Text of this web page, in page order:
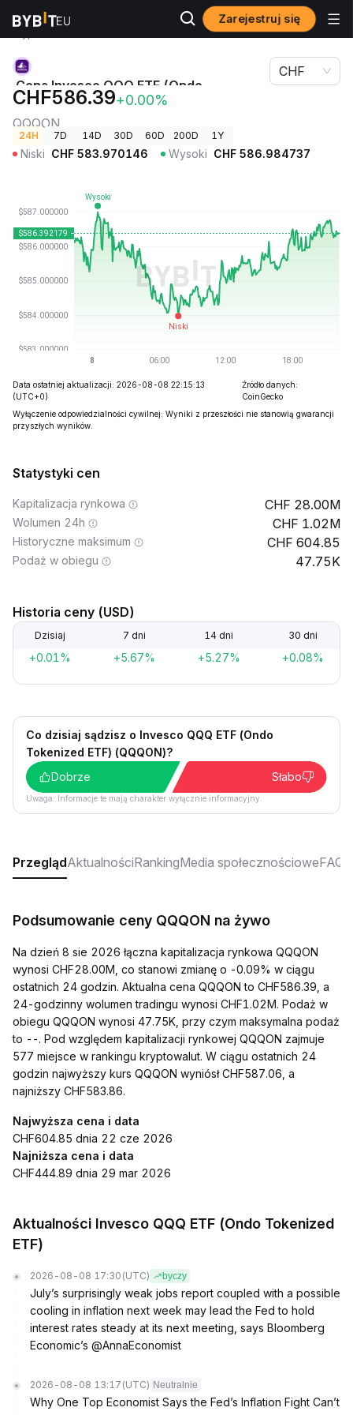
Zarejestruj się
Ceny
Cena Invesco QQQ ETF (Ondo Tokenized ETF)
Cena Invesco QQQ ETF (Ondo
Tokenized ETF)
QQQON
CHF586.39+0.00%
CHF
24H 7D 14D 30D 60D 200D 1Y
Niski CHF 583.970146 Wysoki CHF 586.984737
Data ostatniej aktualizacji: 2026-08-08 22:15:13
(UTC+0)
Źródło danych:
CoinGecko
Wyłączenie odpowiedzialności cywilnej: Wyniki z przeszłości nie stanowią gwarancji
przyszłych wyników.
Statystyki cen
Kapitalizacja rynkowa 28.00M
Wolumen 24h 1.02M
Historyczne maksimum 604.85
Podaż w obiegu 47.75K
Historia ceny (USD)
Dzisiaj 7 dni 14 dni 30 dni
+0.01% +5.67% +5.27% +0.08%
Co dzisiaj sądzisz o Invesco QQQ ETF (Ondo
Tokenized ETF) (QQQON)?
Dobrze
Słabo
Uwaga: Informacje te mają charakter wyłącznie informacyjny.
PrzeglądAktualnościRankingMedia społecznościoweFAQ
Podsumowanie ceny QQQON na żywo
Na dzień 8 sie 2026 łączna kapitalizacja rynkowa QQQON
wynosi CHF28.00M, co stanowi zmianę o -0.09% w ciągu
ostatnich 24 godzin. Aktualna cena QQQON to CHF586.39, a
24-godzinny wolumen tradingu wynosi CHF1.02M. Podaż w
obiegu QQQON wynosi 47.75K, przy czym maksymalna podaż
to --. Pod względem kapitalizacji rynkowej QQQON zajmuje
577 miejsce w rankingu kryptowalut. W ciągu ostatnich 24
godzin najwyższy kurs QQQON wyniósł CHF587.06, a
najniższy CHF583.86.
Najwyższa cena i data
CHF604.85 dnia 22 cze 2026
Najniższa cena i data
CHF444.89 dnia 29 mar 2026
Aktualności Invesco QQQ ETF (Ondo Tokenized
ETF)
2026-08-08 17:30 (UTC) byczy
July’s surprisingly weak jobs report coupled with a possible
cooling in inflation next week may lead the Fed to hold
interest rates steady at its next meeting, says Bloomberg
Economic’s @AnnaEconomist
2026-08-08 13:17 (UTC) Neutralnie
Why One Top Economist Says the Fed’s Inflation Fight Can’t